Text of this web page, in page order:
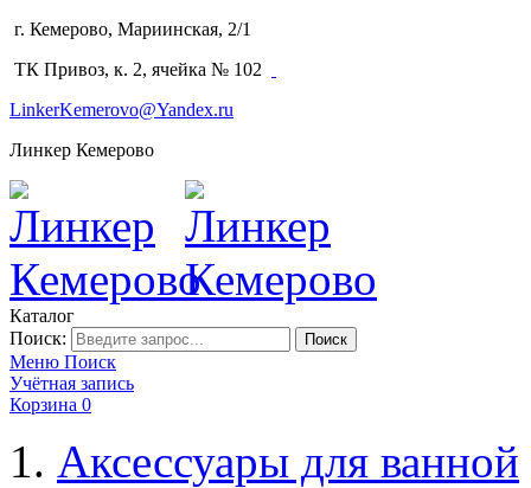
г. Кемерово, Мариинская, 2/1
ТК Привоз, к. 2, ячейка № 102
LinkerKemerovo@Yandex.ru
Линкер Кемерово
Каталог
Поиск:
Поиск
Меню Поиск
Учётная запись
Корзина 0
Аксессуары для ванной